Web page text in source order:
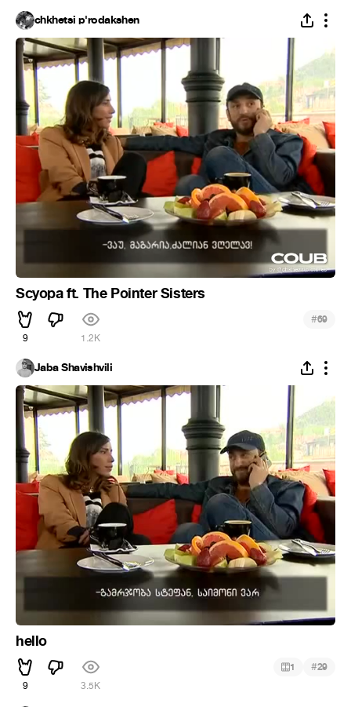
chkhetsi p'rodakshen
Scyopa ft. The Pointer Sisters
9 1.2K
#69
Jaba Shavishvili
hello
9 3.5K
1 #29